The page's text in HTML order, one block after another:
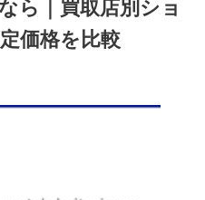
ら｜買取店別ショ
価格を比較